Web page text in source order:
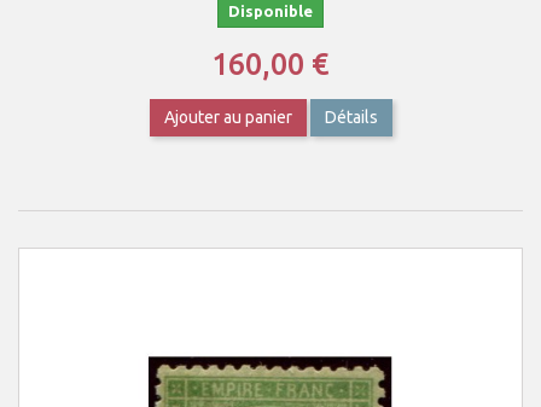
Disponible
160,00 €
Ajouter au panier Détails